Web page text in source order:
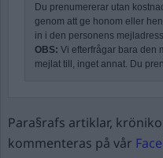
Du prenumererar utan
genom att ge honom eller
in i den personens
OBS: Vi efterfrågar bara den
mejlat till, inget annat. Du
Para§rafs artiklar,
kommenteras på vår